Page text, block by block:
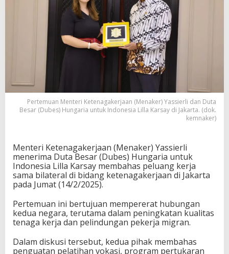
Pertemuan Menteri Ketenagakerjaan (Menaker) Yassierli dan Duta
Besar (Dubes) Hungaria untuk Indonesia Lilla Karsay di Jakarta. (dok.
kemnaker)
Menteri Ketenagakerjaan (Menaker) Yassierli
menerima Duta Besar (Dubes) Hungaria untuk
Indonesia Lilla Karsay membahas peluang kerja
sama bilateral di bidang ketenagakerjaan di Jakarta
pada Jumat (14/2/2025).
Pertemuan ini bertujuan mempererat hubungan
kedua negara, terutama dalam peningkatan kualitas
tenaga kerja dan pelindungan pekerja migran.
Dalam diskusi tersebut, kedua pihak membahas
penguatan pelatihan vokasi, program pertukaran